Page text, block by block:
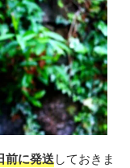
前に発送しておきま